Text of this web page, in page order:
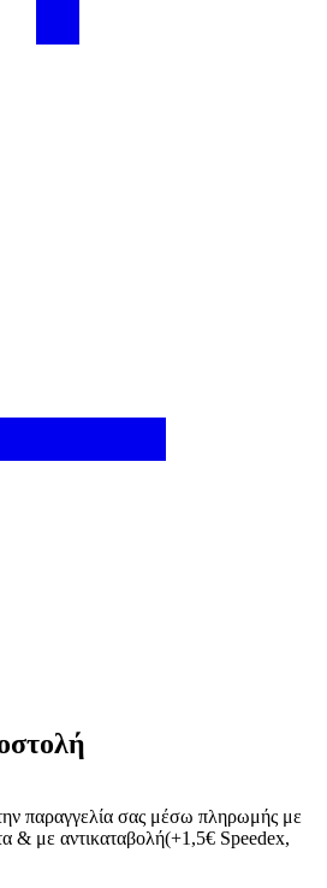
παραγγελία σας μέσω πληρωμής με
& με αντικαταβολή(+1,5€ Speedex,